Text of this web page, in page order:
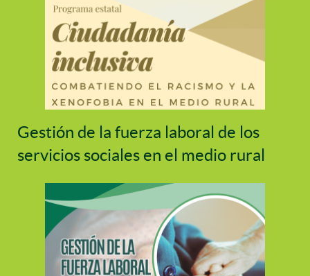
Gestión de la fuerza laboral de los
servicios sociales en el medio rural